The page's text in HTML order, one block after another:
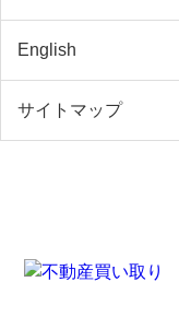
English
サイトマップ